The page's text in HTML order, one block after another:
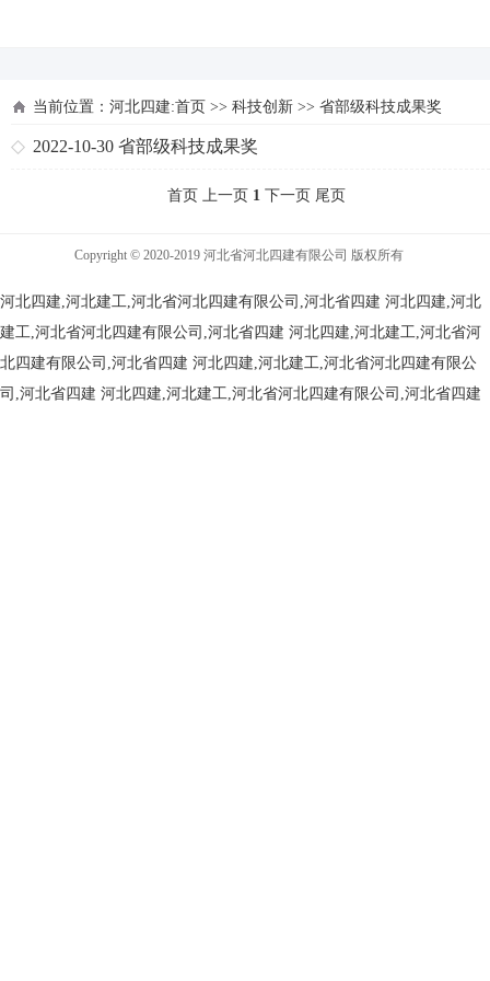
当前位置： 河北四建:首页 >> 科技创新 >> 省部级科技成果奖
2022-10-30 省部级科技成果奖
首页 上一页 1 下一页 尾页
Copyright © 2020-2019 河北省河北四建有限公司 版权所有
河北四建,河北建工,河北省河北四建有限公司,河北省四建 河北四建,河北
建工,河北省河北四建有限公司,河北省四建 河北四建,河北建工,河北省河
北四建有限公司,河北省四建 河北四建,河北建工,河北省河北四建有限公
司,河北省四建 河北四建,河北建工,河北省河北四建有限公司,河北省四建